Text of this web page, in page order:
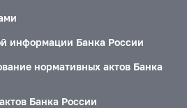
информации Банка России
нормативных актов Банка
Банка России